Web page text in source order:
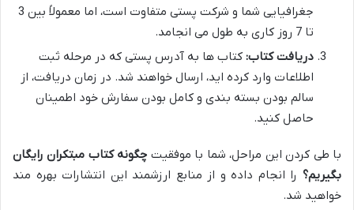
جغرافیایی شما و شرکت پستی متفاوت است، اما معمولاً بین 3
تا 7 روز کاری به طول می انجامد.
دریافت کتاب: کتاب ها به آدرس پستی که در مرحله ثبت
اطلاعات وارد کرده اید، ارسال خواهند شد. در زمان دریافت، از
سالم بودن بسته بندی و کامل بودن سفارش خود اطمینان
حاصل کنید.
با طی کردن این مراحل، شما با موفقیت چگونه کتاب مبتکران رایگان
بگیریم؟ را انجام داده و از منابع ارزشمند این انتشارات بهره مند
خواهید شد.